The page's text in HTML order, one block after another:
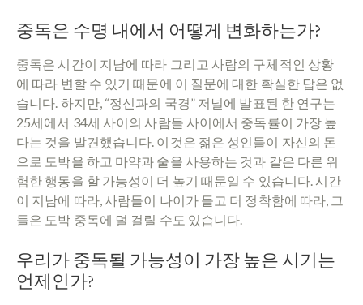
중독은 수명 내에서 어떻게 변화하는가?
중독은 시간이 지남에 따라 그리고 사람의 구체적인 상황
에 따라 변할 수 있기 때문에 이 질문에 대한 확실한 답은 없
습니다. 하지만, “정신과의 국경” 저널에 발표된 한 연구는
25세에서 34세 사이의 사람들 사이에서 중독률이 가장 높
다는 것을 발견했습니다. 이것은 젊은 성인들이 자신의 돈
으로 도박을 하고 마약과 술을 사용하는 것과 같은 다른 위
험한 행동을 할 가능성이 더 높기 때문일 수 있습니다. 시간
이 지남에 따라, 사람들이 나이가 들고 더 정착함에 따라, 그
들은 도박 중독에 덜 걸릴 수도 있습니다.
우리가 중독될 가능성이 가장 높은 시기는
언제인가?